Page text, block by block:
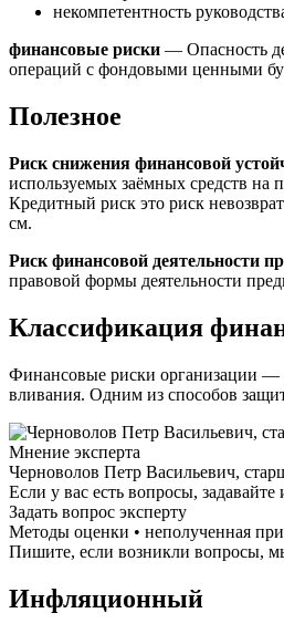
некомпетентность
финансовые риски — Опасность
операций с фондовыми ценными
Полезное
Риск снижения финансовой
используемых заёмных средств на
Кредитный риск это риск
см.
Риск финансовой деятельности
правовой формы деятельности
Классификация
Финансовые риски организации —
вливания. Одним из способов
Мнение эксперта
Черноволов Петр Васильевич,
Если у вас есть вопросы, задавайте
Задать вопрос эксперту
Методы оценки • неполученная
Пишите, если возникли вопросы,
Инфляционный